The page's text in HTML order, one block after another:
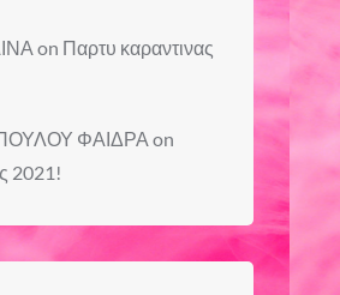
on Παρτυ καραντινας
ΦΑΙΔΡΑ on
2021!